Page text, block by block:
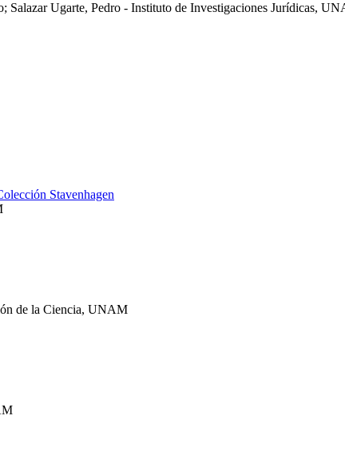
Ugarte, Pedro - Instituto de Investigaciones Jurídicas,
Stavenhagen
de la Ciencia, UNAM